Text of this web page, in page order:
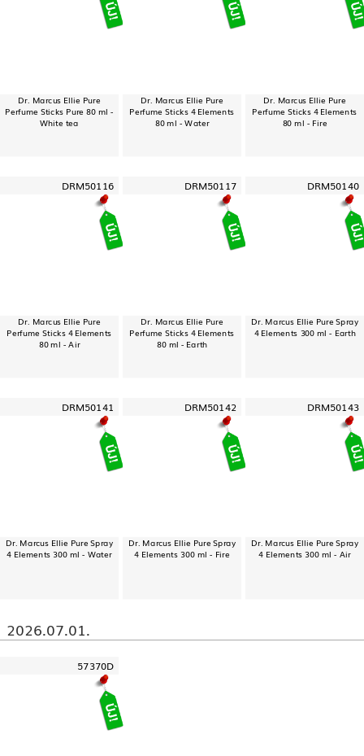
Dr. Marcus Ellie Pure
Perfume Sticks Pure 80 ml -
White tea
Dr. Marcus Ellie Pure
Perfume Sticks 4 Elements
80 ml - Water
Dr. Marcus Ellie Pure
Perfume Sticks 4 Elements
80 ml - Fire
DRM50116
Dr. Marcus Ellie Pure
Perfume Sticks 4 Elements
80 ml - Air
DRM50117
Dr. Marcus Ellie Pure
Perfume Sticks 4 Elements
80 ml - Earth
DRM50140
Dr. Marcus Ellie Pure Spray
4 Elements 300 ml - Earth
DRM50141
Dr. Marcus Ellie Pure Spray
4 Elements 300 ml - Water
DRM50142
Dr. Marcus Ellie Pure Spray
4 Elements 300 ml - Fire
DRM50143
Dr. Marcus Ellie Pure Spray
4 Elements 300 ml - Air
2026.07.01.
57370D